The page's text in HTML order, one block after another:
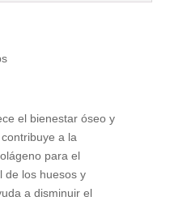
el bienestar óseo y
a la
para el
de los huesos y
a disminuir el